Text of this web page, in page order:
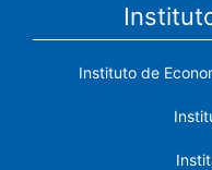
Instituto de